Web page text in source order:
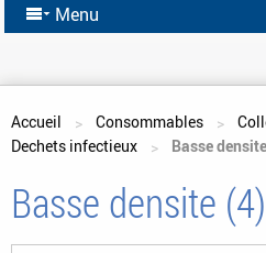
Menu
Vous êtes ici
Accueil Consommables
Dechets infectieux
Basse densite
Basse densite (4)